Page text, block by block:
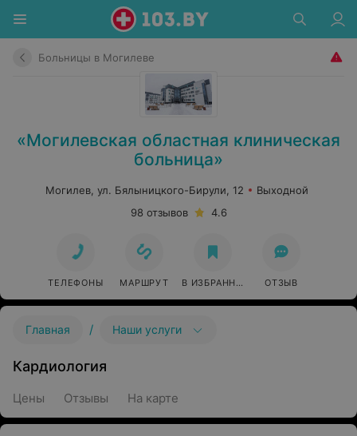
Больницы в Могилеве
«Могилевская областная клиническая
больница»
Могилев, ул. Бялыницкого-Бирули, 12
Выходной
98 отзывов
4.6
ТЕЛЕФОНЫ МАРШРУТ В ИЗБРАННОЕ ОТЗЫВ
Главная / Наши услуги
Кардиология
Цены Отзывы На карте